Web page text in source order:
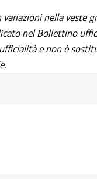
nella veste
nel Bollettino
e non è